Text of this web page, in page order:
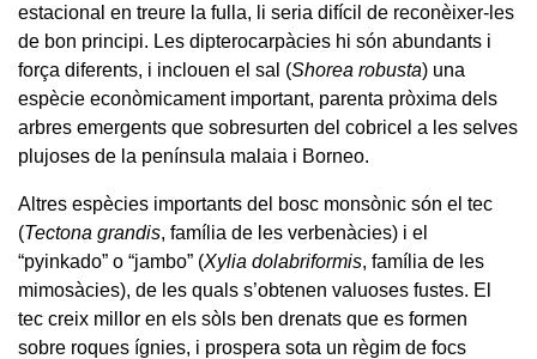
estacional en treure la fulla, li seria difícil de reconèixer-les
de bon principi. Les dipterocarpàcies hi són abundants i
força diferents, i inclouen el sal (Shorea robusta) una
espècie econòmicament important, parenta pròxima dels
arbres emergents que sobresurten del cobricel a les selves
plujoses de la península malaia i Borneo.
Altres espècies importants del bosc monsònic són el tec
(Tectona grandis, família de les verbenàcies) i el
“pyinkado” o “jambo” (Xylia dolabriformis, família de les
mimosàcies), de les quals s’obtenen valuoses fustes. El
tec creix millor en els sòls ben drenats que es formen
sobre roques ígnies, i prospera sota un règim de focs